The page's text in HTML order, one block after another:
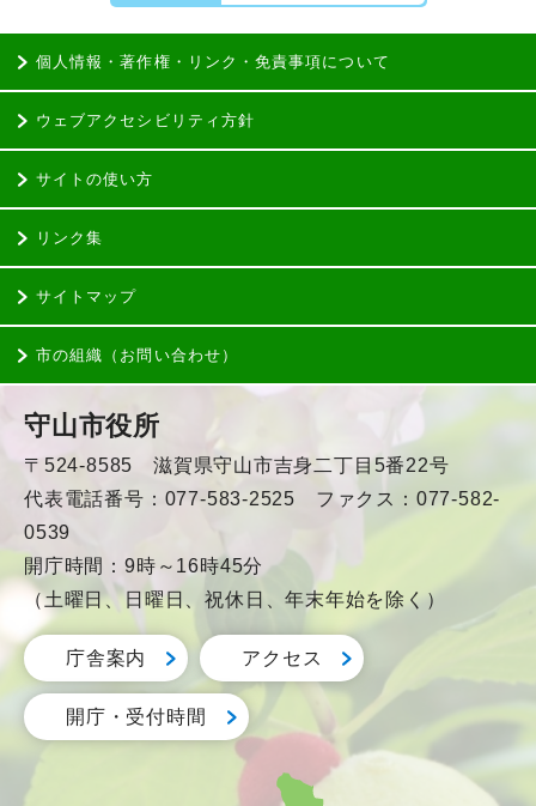
個人情報・著作権・リンク・免責事項について
ウェブアクセシビリティ方針
サイトの使い方
リンク集
サイトマップ
市の組織（お問い合わせ）
守山市役所
〒524-8585 滋賀県守山市吉身二丁目5番22号
代表電話番号：077-583-2525 ファクス：077-582-
0539
開庁時間：9時～16時45分
（土曜日、日曜日、祝休日、年末年始を除く）
庁舎案内 アクセス
開庁・受付時間